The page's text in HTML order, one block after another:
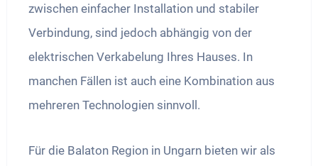
zwischen einfacher Installation und stabiler
Verbindung, sind jedoch abhängig von der
elektrischen Verkabelung Ihres Hauses. In
manchen Fällen ist auch eine Kombination aus
mehreren Technologien sinnvoll.
Für die Balaton Region in Ungarn bieten wir als